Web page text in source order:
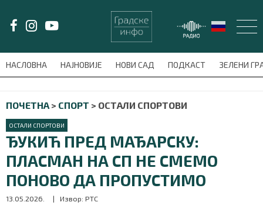
НАСЛОВНА НАЈНОВИЈЕ НОВИ САД ПОДКАСТ ЗЕЛЕНИ
meni'); $this_item = current( wp_filter_object_list(
ПОЧЕТНА > СПОРТ > ОСТАЛИ СПОРТОВИ
ОСТАЛИ СПОРТОВИ
ЂУКИЋ ПРЕД МАЂАРСКУ:
ПЛАСМАН НА СП НЕ СМЕМО
ПОНОВО ДА ПРОПУСТИМО
13.05.2026. | Извор: РТС
LAT/ЋИР
НАСЛОВНА
НАЈНОВИЈЕ
НОВИ САД
ПОДКАСТ